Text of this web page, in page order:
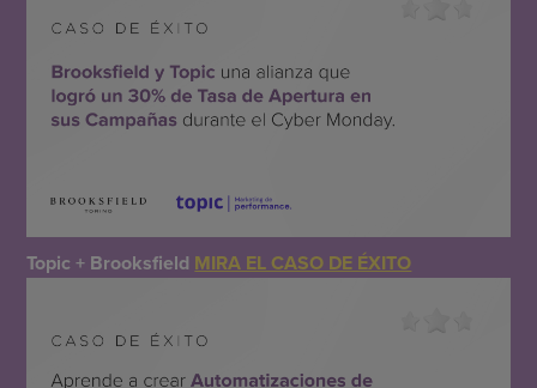
Topic + Brooksfield MIRA EL CASO DE ÉXITO